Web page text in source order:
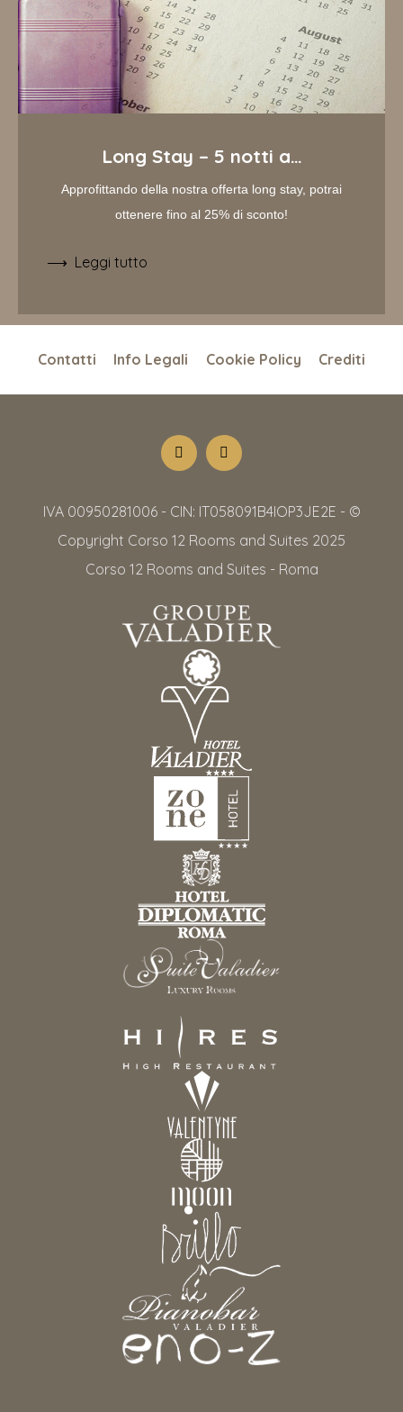
Long Stay – 5 notti a…
Approfittando della nostra offerta long stay, potrai
ottenere fino al 25% di sconto!
Leggi tutto
Contatti Info Legali Cookie Policy Crediti
IVA 00950281006 - CIN: IT058091B4IOP3JE2E - ©
Copyright Corso 12 Rooms and Suites 2025
Corso 12 Rooms and Suites - Roma